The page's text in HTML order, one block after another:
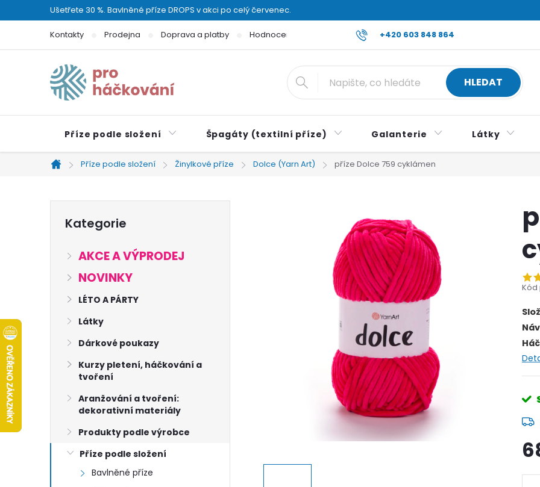
na
Ušetřete 30 %. Bavlněné příze DROPS v akci po celý červenec.
+420 603 848 864
Kontakty Prodejna Doprava a platby Hodnocení obchodu Reklamace a vrácení zboží Všeobecné
HLEDAT
Příze podle složení Špagáty (textilní příze) Galanterie Látky
Domů
Příze podle složení Žinylkové příze Dolce (Yarn Art) příze Dolce 759 cyklámen
kategorie
Kategorie
AKCE A VÝPRODEJ
NOVINKY
LÉTO A PÁRTY
Látky
Dárkové poukazy
Kurzy pletení, háčkování a
tvoření
Aranžování a tvoření:
dekorativní materiály
Produkty podle výrobce
Příze podle složení
Bavlněné příze
Kód